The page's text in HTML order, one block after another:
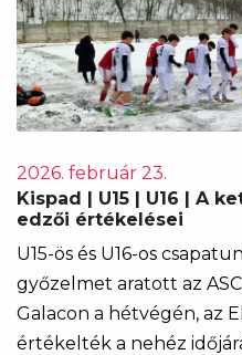
2026. február 23.
Kispad | U15 | U16 | A
edzői értékelései
U15-ös és U16-os
győzelmet aratott az
Galacon a hétvégén, az
értékelték a nehéz